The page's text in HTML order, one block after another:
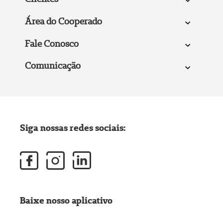
Área do Cooperado
Fale Conosco
Comunicação
Siga nossas redes sociais:
Baixe nosso aplicativo